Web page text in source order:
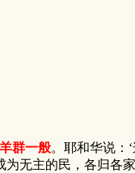
群一般。耶和华说：
主的民，各归各